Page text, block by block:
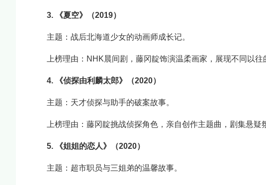
3. 《夏空》（2019）
主题：战后北海道少女的动画师成长记。
上榜理由：NHK晨间剧，藤冈靛饰演温柔画家，展现不同以往
4. 《侦探由利麟太郎》（2020）
主题：天才侦探与助手的破案故事。
上榜理由：藤冈靛挑战侦探角色，亲自创作主题曲，剧集悬疑
5. 《姐姐的恋人》（2020）
主题：超市职员与三姐弟的温馨故事。